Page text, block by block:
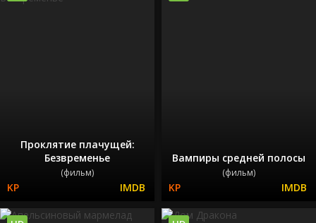
Проклятие плачущей:
Безвременье
(фильм)
Вампиры средней полосы
(фильм)